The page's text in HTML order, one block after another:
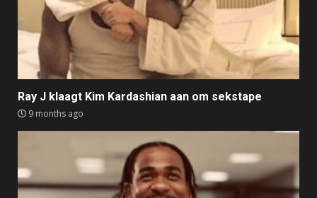
Ray J klaagt Kim Kardashian aan om sekstape
9 months ago